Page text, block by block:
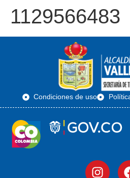
1129566483
Condiciones de uso